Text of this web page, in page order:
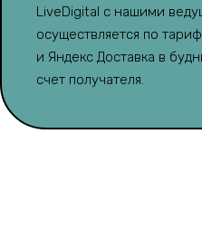
LiveDigital с нашими
осуществляется по
и Яндекс Доставка в
счет получателя.